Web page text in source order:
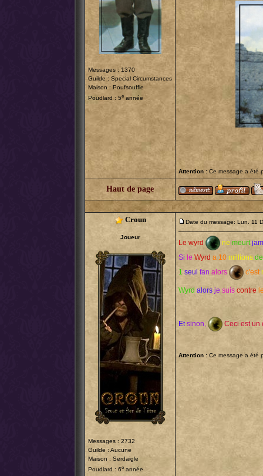
Messages : 1370
Guilde : Special Circumstances
Maison : Poufsouffle
Poudlard : 5e année
Attention : Ce message a été
Haut de page
Croun
Joueur
Messages : 2732
Guilde : Aucune
Maison : Serdaigle
Poudlard : 6e année
Date du message: Lun. 11
Le wyrd ne meurt
Si le Wyrd a 10 millions de
1 seul fan alors c'est
Wyrd alors je suis contre
Et sinon, Ceci est un
Attention : Ce message a été